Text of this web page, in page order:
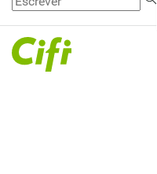
Passar
para o
conteúdo
principal